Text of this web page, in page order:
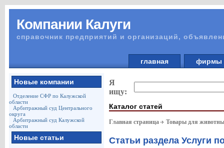
Компании Калуги
справочник предприятий и организаций,
главная
Новые компании
Отделение СФР по Калужской
области
Арбитражный суд Центрального
округа
Арбитражный суд Калужской
области
Новые статьи
Я
ищу:
Каталог статей
Главная страница Товары для
Статьи раздела Услуги